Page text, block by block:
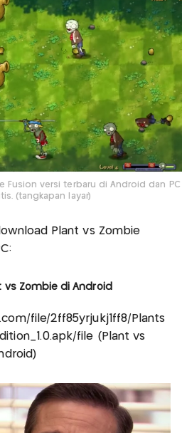
Fusion versi terbaru di Android dan PC
(tangkapan layar)
Plant vs Zombie
vs Zombie di Android
file/2ff85yrjukj1ff8/Plants
file (Plant vs